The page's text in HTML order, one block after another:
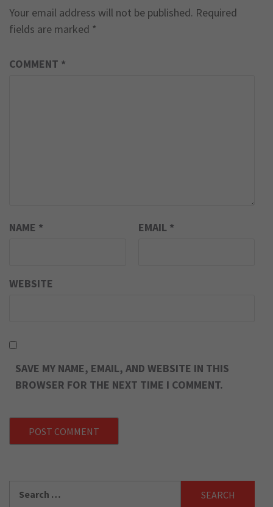
Your email address will not be published. Required
fields are marked *
COMMENT *
NAME * EMAIL *
WEBSITE
SAVE MY NAME, EMAIL, AND WEBSITE IN THIS
BROWSER FOR THE NEXT TIME I COMMENT.